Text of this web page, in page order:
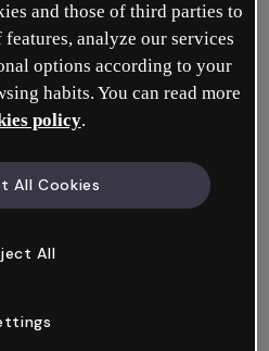
and those of third parties to
analyze our services
options according to your
habits. You can read more
policy.
All
All Cookies